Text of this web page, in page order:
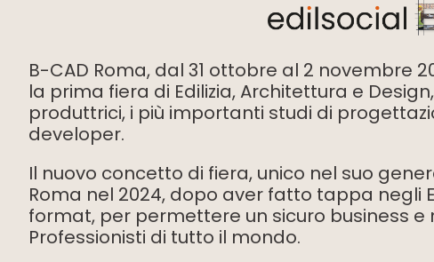
B-CAD Roma, dal 31 ottobre al 2 novembre
la prima fiera di Edilizia, Architettura e
produttrici, i più importanti studi di
developer.
Il nuovo concetto di fiera, unico nel suo
Roma nel 2024, dopo aver fatto tappa negli
format, per permettere un sicuro business
Professionisti di tutto il mondo.